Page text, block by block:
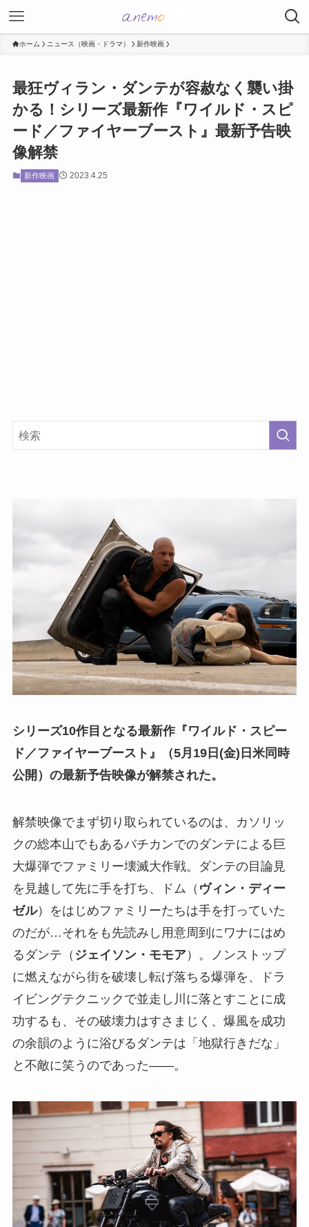
ホーム ニュース（映画・ドラマ） 新作映画
最狂ヴィラン・ダンテが容赦なく襲い掛
かる！シリーズ最新作『ワイルド・スピ
ード／ファイヤーブースト』最新予告映
像解禁
新作映画 2023.4.25
シリーズ10作目となる最新作『ワイルド・スピー
ド／ファイヤーブースト』（5月19日(金)日米同時
公開）の最新予告映像が解禁された。
解禁映像でまず切り取られているのは、カソリッ
クの総本山でもあるバチカンでのダンテによる巨
大爆弾でファミリー壊滅大作戦。ダンテの目論見
を見越して先に手を打ち、ドム（ ヴィン・ディー
ゼル）をはじめファミリーたちは手を打っていた
のだが…それをも先読みし用意周到にワナにはめ
るダンテ（ ジェイソン・モモア）。ノンストップ
に燃えながら街を破壊し転げ落ちる爆弾を、ドラ
イビングテクニックで並走し川に落とすことに成
功するも、その破壊力はすさまじく、爆風を成功
の余韻のように浴びるダンテは「地獄行きだな」
と不敵に笑うのであった――。